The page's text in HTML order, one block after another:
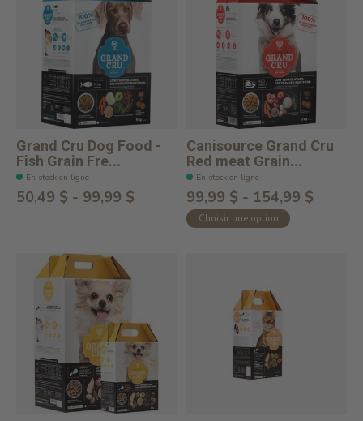
Grand Cru Dog Food -
Fish Grain Fre...
En stock en ligne
50,49 $ - 99,99 $
Canisource Grand Cru
Red meat Grain...
En stock en ligne
99,99 $ - 154,99 $
Choisir une option